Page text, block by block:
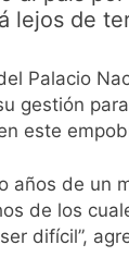
lejos de
Palacio
gestión
este
años de un
de los
difícil”,